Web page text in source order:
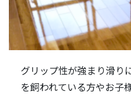
グリップ性が強まり滑り
を飼われている方やお子